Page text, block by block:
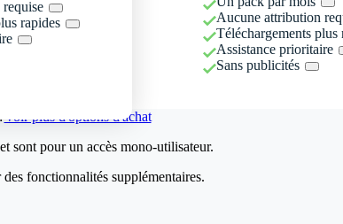
rapides
Aucune attribution
Téléchargements plus
Assistance prioritaire
Sans publicités
Voir plus d'options d'achat
et sont pour un accès mono-utilisateur.
des fonctionnalités supplémentaires.